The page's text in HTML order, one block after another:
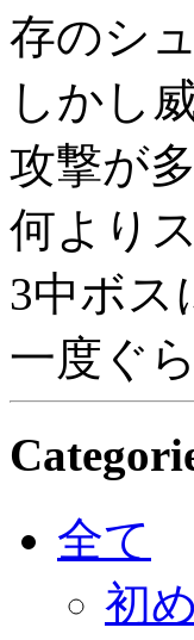
存のシ
しかし
攻撃が
何より
3中ボス
一度ぐ
全て
初